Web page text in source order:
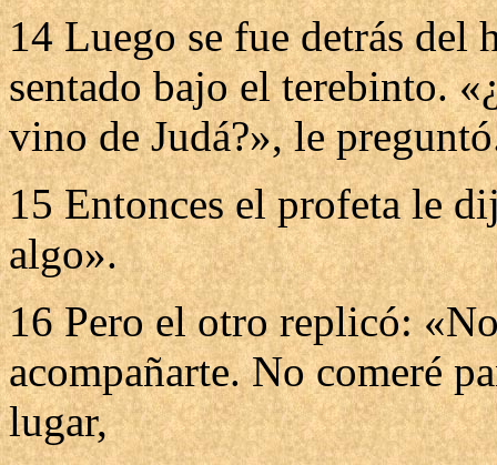
14 Luego se fue detrás del
sentado bajo el terebinto.
vino de Judá?», le
15 Entonces el profeta le
algo».
16 Pero el otro replicó:
acompañarte. No comeré
lugar,